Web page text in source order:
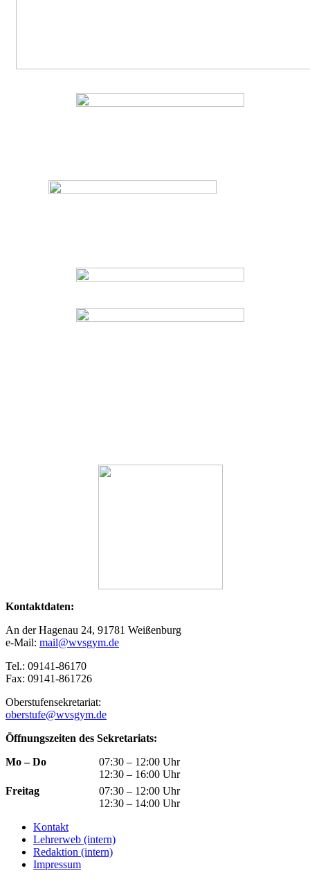
Kontaktdaten:
An der Hagenau 24, 91781 Weißenburg
e-Mail: mail@wvsgym.de
Tel.: 09141-86170
Fax: 09141-861726
Oberstufensekretariat:
oberstufe@wvsgym.de
Öffnungszeiten des Sekretariats:
Mo – Do
07:30 – 12:00 Uhr
12:30 – 16:00 Uhr
Freitag
07:30 – 12:00 Uhr
12:30 – 14:00 Uhr
Kontakt
Lehrerweb (intern)
Redaktion (intern)
Impressum